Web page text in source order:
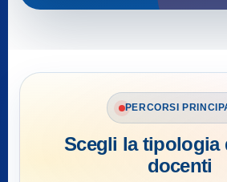
PERCORSI
Scegli la tipologia
docenti